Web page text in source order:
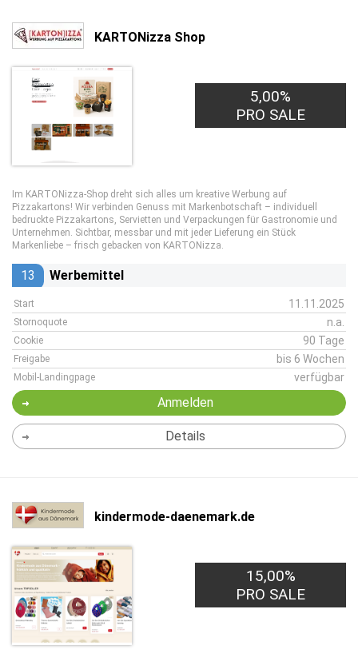
KARTONizza Shop
5,00%
PRO SALE
Im KARTONizza-Shop dreht sich alles um kreative Werbung auf
Pizzakartons! Wir verbinden Genuss mit Markenbotschaft – individuell
bedruckte Pizzakartons, Servietten und Verpackungen für Gastronomie und
Unternehmen. Sichtbar, messbar und mit jeder Lieferung ein Stück
Markenliebe – frisch gebacken von KARTONizza.
13 Werbemittel
Start 11.11.2025
Stornoquote n.a.
Cookie 90 Tage
Freigabe bis 6 Wochen
Mobil-Landingpage verfügbar
Anmelden
Details
kindermode-daenemark.de
15,00%
PRO SALE